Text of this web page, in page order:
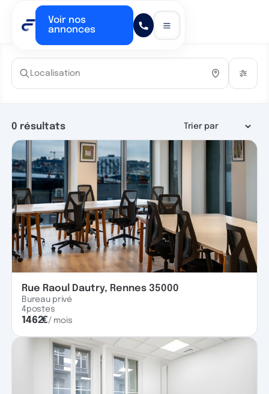
Voir nos
annonces
0 résultats
Rue Raoul Dautry, Rennes 35000
Bureau privé
4postes
1462€/ mois